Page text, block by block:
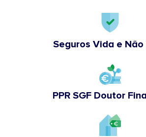
Seguros Vida e
PPR SGF Doutor